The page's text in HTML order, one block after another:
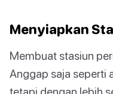
Menyiapkan
Membuat stasiun
Anggap saja seperti